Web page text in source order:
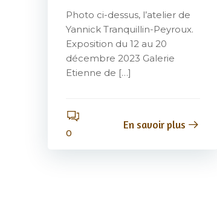
Photo ci-dessus, l’atelier de
Yannick Tranquillin-Peyroux.
Exposition du 12 au 20
décembre 2023 Galerie
Etienne de […]
0
En savoir plus